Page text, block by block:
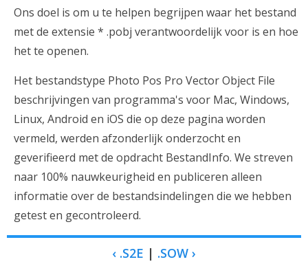
Ons doel is om u te helpen begrijpen waar het bestand
met de extensie * .pobj verantwoordelijk voor is en hoe
het te openen.
Het bestandstype Photo Pos Pro Vector Object File
beschrijvingen van programma's voor Mac, Windows,
Linux, Android en iOS die op deze pagina worden
vermeld, werden afzonderlijk onderzocht en
geverifieerd met de opdracht BestandInfo. We streven
naar 100% nauwkeurigheid en publiceren alleen
informatie over de bestandsindelingen die we hebben
getest en gecontroleerd.
‹ .S2E | .SOW ›